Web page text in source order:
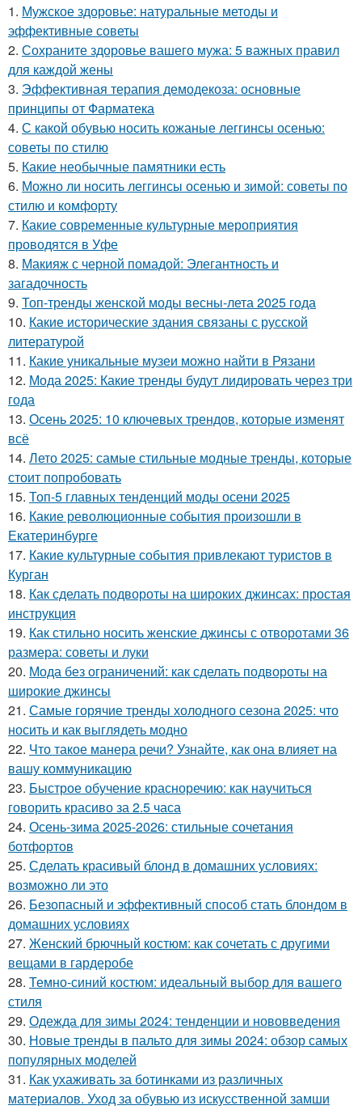
1. Мужское здоровье: натуральные методы и
эффективные советы
2. Сохраните здоровье вашего мужа: 5 важных правил
для каждой жены
3. Эффективная терапия демодекоза: основные
принципы от Фарматека
4. С какой обувью носить кожаные леггинсы осенью:
советы по стилю
5. Какие необычные памятники есть
6. Можно ли носить леггинсы осенью и зимой: советы по
стилю и комфорту
7. Какие современные культурные мероприятия
проводятся в Уфе
8. Макияж с черной помадой: Элегантность и
загадочность
9. Топ-тренды женской моды весны-лета 2025 года
10. Какие исторические здания связаны с русской
литературой
11. Какие уникальные музеи можно найти в Рязани
12. Мода 2025: Какие тренды будут лидировать через три
года
13. Осень 2025: 10 ключевых трендов, которые изменят
всё
14. Лето 2025: самые стильные модные тренды, которые
стоит попробовать
15. Топ-5 главных тенденций моды осени 2025
16. Какие революционные события произошли в
Екатеринбурге
17. Какие культурные события привлекают туристов в
Курган
18. Как сделать подвороты на широких джинсах: простая
инструкция
19. Как стильно носить женские джинсы с отворотами 36
размера: советы и луки
20. Мода без ограничений: как сделать подвороты на
широкие джинсы
21. Самые горячие тренды холодного сезона 2025: что
носить и как выглядеть модно
22. Что такое манера речи? Узнайте, как она влияет на
вашу коммуникацию
23. Быстрое обучение красноречию: как научиться
говорить красиво за 2.5 часа
24. Осень-зима 2025-2026: стильные сочетания
ботфортов
25. Сделать красивый блонд в домашних условиях:
возможно ли это
26. Безопасный и эффективный способ стать блондом в
домашних условиях
27. Женский брючный костюм: как сочетать с другими
вещами в гардеробе
28. Темно-синий костюм: идеальный выбор для вашего
стиля
29. Одежда для зимы 2024: тенденции и нововведения
30. Новые тренды в пальто для зимы 2024: обзор самых
популярных моделей
31. Как ухаживать за ботинками из различных
материалов. Уход за обувью из искусственной замши